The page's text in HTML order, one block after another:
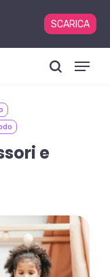
Menu
e
SCARICA